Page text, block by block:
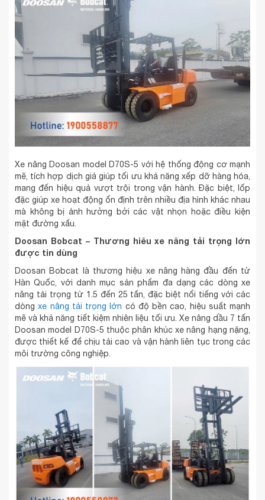
Xe nâng Doosan model D70S-5 với hệ thống động cơ mạnh
mẽ, tích hợp dịch giá giúp tối ưu khả năng xếp dỡ hàng hóa,
mang đến hiệu quả vượt trội trong vận hành. Đặc biệt, lốp
đặc giúp xe hoạt động ổn định trên nhiều địa hình khác nhau
mà không bị ảnh hưởng bởi các vật nhọn hoặc điều kiện
mặt đường xấu.
Doosan Bobcat – Thương hiêu xe nâng tải trọng lớn
được tin dùng
Doosan Bobcat là thương hiệu xe nâng hàng đầu đến từ
Hàn Quốc, với danh mục sản phẩm đa dạng các dòng xe
nâng tải trọng từ 1.5 đến 25 tấn, đặc biệt nổi tiếng với các
dòngxe nâng tải trọng lớn có độ bền cao, hiệu suất mạnh
mẽ và khả năng tiết kiệm nhiên liệu tối ưu. Xe nâng dầu 7 tấn
Doosan model D70S-5 thuộc phân khúc xe nâng hạng nặng,
được thiết kế để chịu tải cao và vận hành liên tục trong các
môi trường công nghiệp.